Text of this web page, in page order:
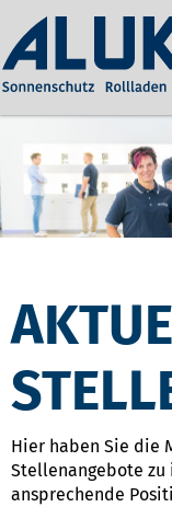
Hier haben Sie die
Stellenangebote
ansprechende